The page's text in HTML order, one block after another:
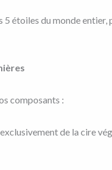
étoiles du monde
composants :
de la cire